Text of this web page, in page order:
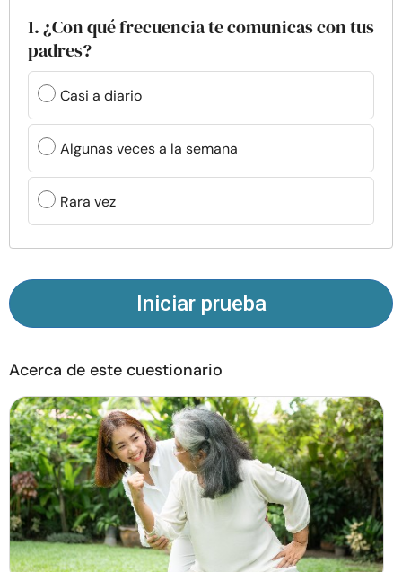
Ayuda
Cursos
Recursos
Comunidad
Encuentra un terapeuta
Sobre nosotros Contáctanos Escríbenos
© Copyright 2026. Todos los derechos reservados.
1. ¿Con qué frecuencia te comunicas con tus
padres?
Casi a diario
Algunas veces a la semana
Rara vez
Iniciar prueba
Acerca de este cuestionario